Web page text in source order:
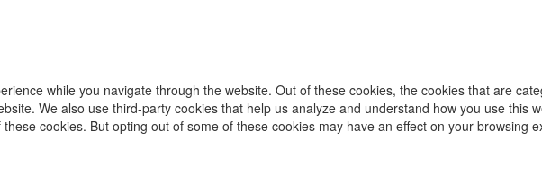
while you navigate through the website. Out of these cookies, the cookies that are
We also use third-party cookies that help us analyze and understand how you use this
cookies. But opting out of some of these cookies may have an effect on your browsing